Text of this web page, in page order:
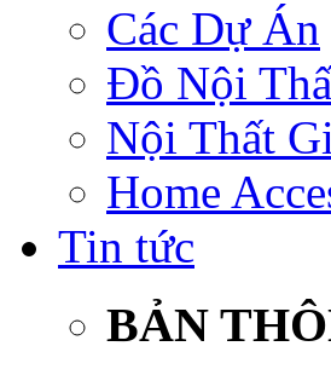
Các Dự Án
Đồ Nội
Nội Thất
Home
Tin tức
BẢN